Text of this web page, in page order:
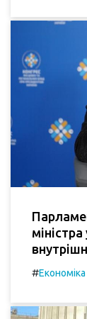
#Економіка